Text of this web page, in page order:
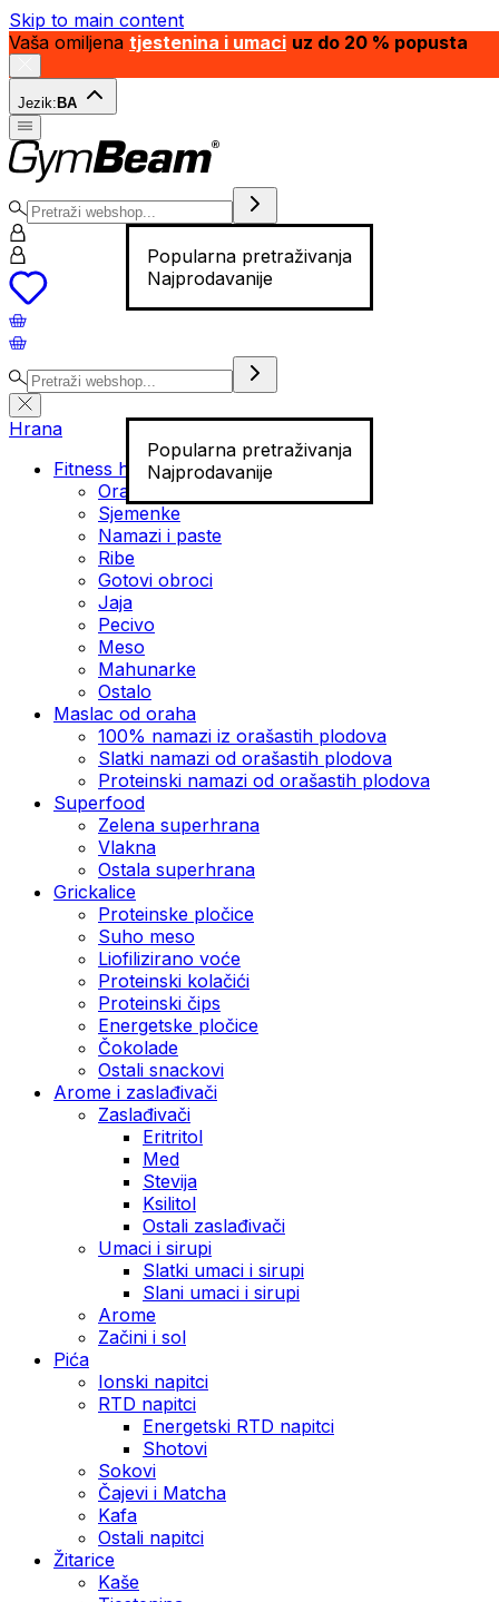
Skip to main content
Vaša omiljena tjestenina i umaci uz do 20 % popusta
Jezik: BA
Popularna pretraživanja
Najprodavanije
Popularna pretraživanja
Najprodavanije
Hrana
Fitness hrana
Orašasti plodovi
Sjemenke
Namazi i paste
Ribe
Gotovi obroci
Jaja
Pecivo
Meso
Mahunarke
Ostalo
Maslac od oraha
100% namazi iz orašastih plodova
Slatki namazi od orašastih plodova
Proteinski namazi od orašastih plodova
Superfood
Zelena superhrana
Vlakna
Ostala superhrana
Grickalice
Proteinske pločice
Suho meso
Liofilizirano voće
Proteinski kolačići
Proteinski čips
Energetske pločice
Čokolade
Ostali snackovi
Arome i zaslađivači
Zaslađivači
Eritritol
Med
Stevija
Ksilitol
Ostali zaslađivači
Umaci i sirupi
Slatki umaci i sirupi
Slani umaci i sirupi
Arome
Začini i sol
Pića
Ionski napitci
RTD napitci
Energetski RTD napitci
Shotovi
Sokovi
Čajevi i Matcha
Kafa
Ostali napitci
Žitarice
Kaše